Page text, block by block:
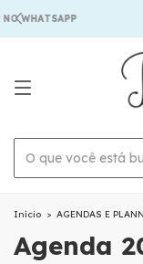
WHATSAPP
Início > AGENDAS E
Agenda